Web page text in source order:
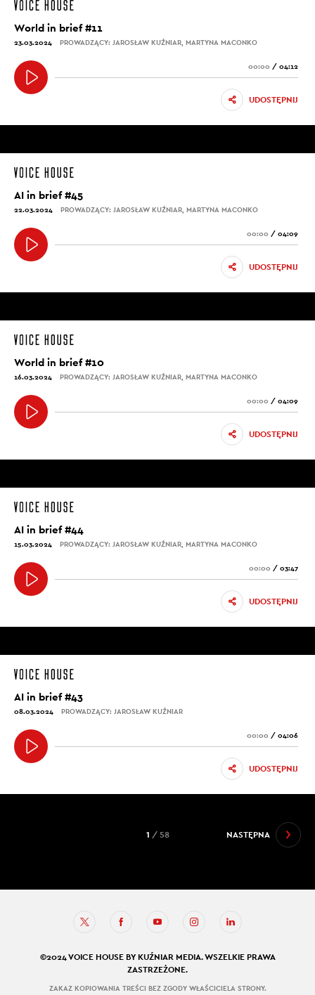
World in brief #11
23.03.2024 PROWADZĄCY: JAROSŁAW KUŹNIAR, MARTYNA MACONKO
00:00 / 04:12
UDOSTĘPNIJ
AI in brief #45
22.03.2024 PROWADZĄCY: JAROSŁAW KUŹNIAR, MARTYNA MACONKO
00:00 / 04:09
UDOSTĘPNIJ
World in brief #10
16.03.2024 PROWADZĄCY: JAROSŁAW KUŹNIAR, MARTYNA MACONKO
00:00 / 04:09
UDOSTĘPNIJ
AI in brief #44
15.03.2024 PROWADZĄCY: JAROSŁAW KUŹNIAR, MARTYNA MACONKO
00:00 / 03:47
UDOSTĘPNIJ
AI in brief #43
08.03.2024 PROWADZĄCY: JAROSŁAW KUŹNIAR
00:00 / 04:06
UDOSTĘPNIJ
NASTĘPNA
1 / 58
©2024 VOICE HOUSE BY KUŹNIAR MEDIA. WSZELKIE PRAWA
ZASTRZEŻONE.
ZAKAZ KOPIOWANIA TREŚCI BEZ ZGODY WŁAŚCICIELA STRONY.